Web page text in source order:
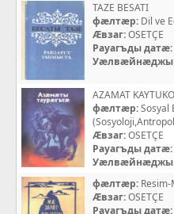
TAZE BESATI
фæлтæр: Dil ve
Æвзаг:OSETÇE
Рауагъды датæ:
Уæлвæйнæджы
AZAMAT KAYTUKO
фæлтæр:Sosyal
Æвзаг:OSETÇE
Рауагъды датæ:
Уæлвæйнæджы
фæлтæр:
Æвзаг:OSETÇE
Рауагъды датæ: